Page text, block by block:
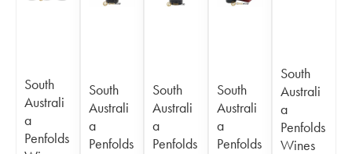
South
Australi
a
Penfolds
South
Australi
a
Penfolds
South
Australi
a
Penfolds
South
Australi
a
Penfolds
South
Australi
a
Penfolds
Wines